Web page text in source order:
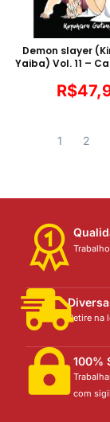
Demon slayer
Yaiba) Vol. 11 –
R$
1 2
Retire
100%
com